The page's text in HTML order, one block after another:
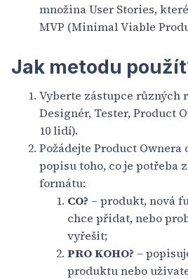
množina User Stories,
MVP (Minimal Viable
Jak metodu
Vyberte zástupce různých
Designér, Tester, Product
10 lidí).
Požádejte Product Ownera
popisu toho, co je potřeba
formátu:
CO? – produkt, nová
chce přidat, nebo
vyřešit;
PRO KOHO? –
produktu nebo